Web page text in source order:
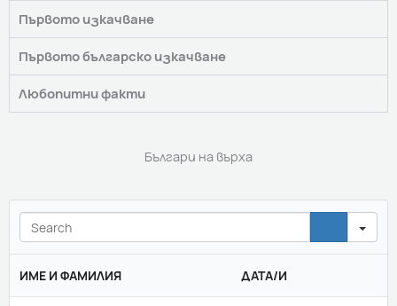
Първото изкачване
Първото българско изкачване
Любопитни факти
Българи на върха
ИМЕ И ФАМИЛИЯ ДАТА/И